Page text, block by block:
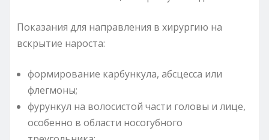
Показания для направления в хирургию на
вскрытие нароста:
формирование карбункула, абсцесса или
флегмоны;
фурункул на волосистой части головы и лице,
особенно в области носогубного